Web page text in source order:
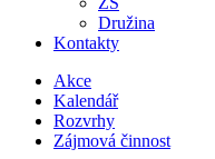
Družina
Kontakty
Akce
Kalendář
Rozvrhy
Zájmová činnost